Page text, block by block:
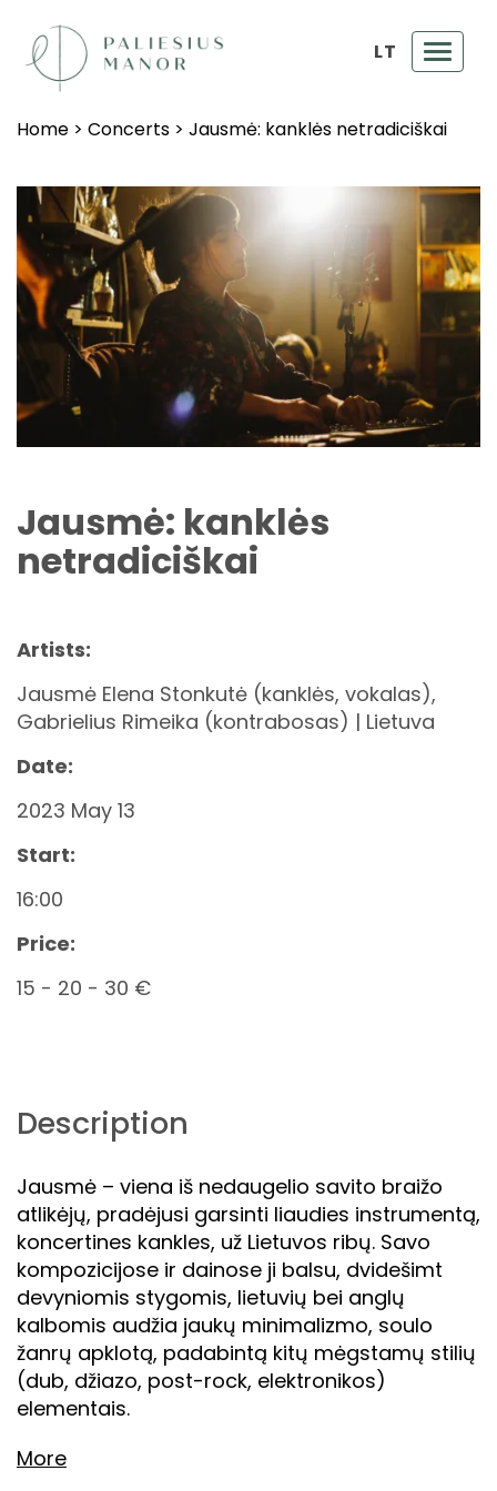
LT
Home > Concerts > Jausmė: kanklės netradiciškai
Jausmė: kanklės
netradiciškai
Artists:
Jausmė Elena Stonkutė (kanklės, vokalas),
Gabrielius Rimeika (kontrabosas) | Lietuva
Date:
2023 May 13
Start:
16:00
Price:
15 - 20 - 30 €
Description
Jausmė – viena iš nedaugelio savito braižo
atlikėjų, pradėjusi garsinti liaudies instrumentą,
koncertines kankles, už Lietuvos ribų. Savo
kompozicijose ir dainose ji balsu, dvidešimt
devyniomis stygomis, lietuvių bei anglų
kalbomis audžia jaukų minimalizmo, soulo
žanrų apklotą, padabintą kitų mėgstamų stilių
(dub, džiazo, post-rock, elektronikos)
elementais.
More